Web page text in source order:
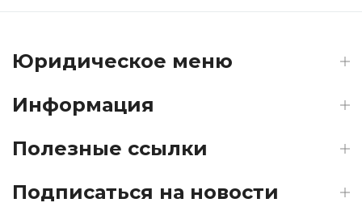
Юридическое меню
Информация
Полезные ссылки
Подписаться на новости